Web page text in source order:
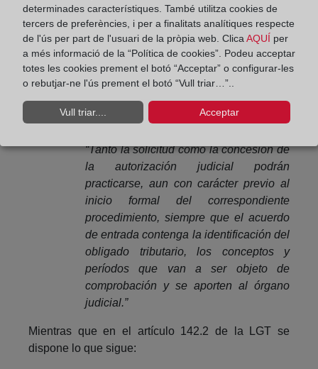
persone en las oficinas de los obligados tributarios
donde exista alguna prueba de la obligación
tributaria con la finalidad de iniciar un
procedimiento inspector, sin previa comunicación,
mediante dicha personación, en el momento de la
entrada. Así pues, la redacción propuesta del
artículo 113 de la LGT establece lo siguiente:
“Tanto la solicitud como la concesión de
la autorización judicial podrán
practicarse, aun con carácter previo al
inicio formal del correspondiente
procedimiento, siempre que el acuerdo
de entrada contenga la identificación del
obligado tributario, los conceptos y
períodos que van a ser objeto de
comprobación y se aporten al órgano
judicial.”
Mientras que en el artículo 142.2 de la LGT se
dispone lo que sigue:
determinades característiques. També utilitza cookies de
tercers de preferències, i per a finalitats analítiques respecte
de l'ús per part de l'usuari de la pròpia web. ClicaAQUÍ per
a més informació de la “Política de cookies”. Podeu acceptar
totes les cookies prement el botó “Acceptar” o configurar-les
o rebutjar-ne l'ús prement el botó “Vull triar…”..
Vull triar.... Acceptar